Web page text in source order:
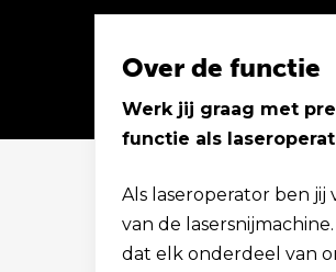
Solliciteer binnen 1
Over de functie
Werk jij graag met
functie als
Als laseroperator ben
van de
dat elk onderdeel van